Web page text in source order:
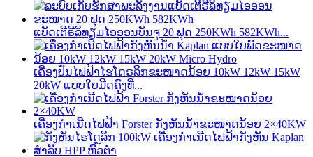
ແບັດເຕີຣີລິທຽມໄອອອນບັນຈຸ 20 ຟຸດ 250KWh 582KWh...
ເຄື່ອງປັ່ນໄຟຟ້າໄຮໂດຣລິກຂະໜາດນ້ອຍ 10kW 12kW 15kW
20kW ແບບໃບມີດຄົງທີ່...
ເຄື່ອງກຳເນີດໄຟຟ້າ Forster ກັງຫັນນ້ຳຂະໜາດນ້ອຍ 2×40KW